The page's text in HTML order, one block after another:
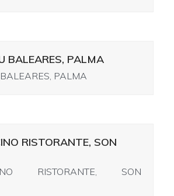
BALEARES, PALMA
PALMA
RISTORANTE, SON
RISTORANTE, SON